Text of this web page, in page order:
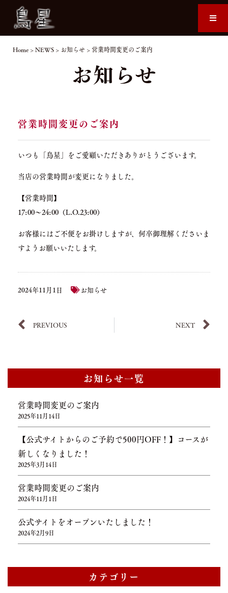
Home >NEWS > お知らせ > 営業時間変更のご案内
お知らせ
営業時間変更のご案内
いつも「鳥星」をご愛顧いただきありがとうございます。
当店の営業時間が変更になりました。
【営業時間】
17:00～24:00（L.O.23:00）
お客様にはご不便をお掛けしますが、何卒御理解くださいま
すようお願いいたします。
2024年11月1日 お知らせ
PREVIOUS NEXT
お知らせ一覧
営業時間変更のご案内
2025年11月14日
【公式サイトからのご予約で500円OFF！】コースが
新しくなりました！
2025年3月14日
営業時間変更のご案内
2024年11月1日
公式サイトをオープンいたしました！
2024年2月9日
カテゴリー